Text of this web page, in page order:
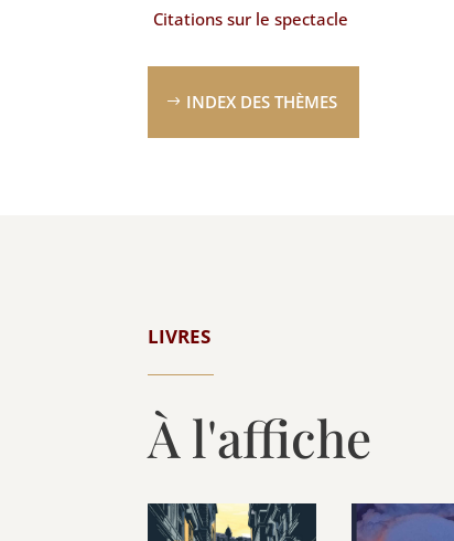
Citations sur le spectacle
INDEX DES THÈMES
LIVRES
À l'affiche